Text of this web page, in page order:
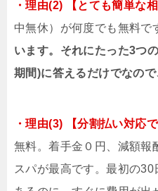
・理由(2) 【とても簡単な
中無休）が何度でも無料で
います。それにたった3つ
期間)に答えるだけでなので
・理由(3) 【分割払い対応
無料。着手金０円、減額報
スパが最高です。最初の